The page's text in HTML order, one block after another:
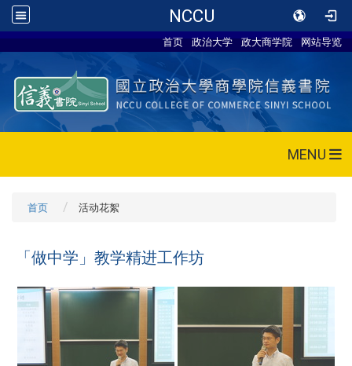
NCCU
首页 政治大学 政大商学院 网站导览
MENU
首页 活动花絮
「做中学」教学精进工作坊